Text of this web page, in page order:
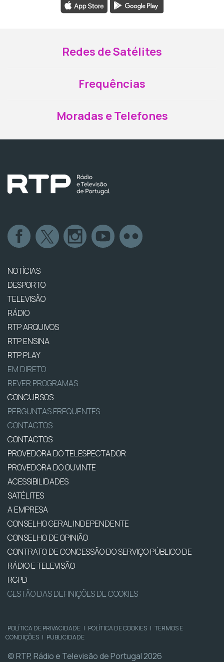
Redes de Satélites
Frequências
Moradas e Telefones
NOTÍCIAS
DESPORTO
TELEVISÃO
RÁDIO
RTP ARQUIVOS
RTP ENSINA
RTP PLAY
EM DIRETO
REVER PROGRAMAS
CONCURSOS
PERGUNTAS FREQUENTES
CONTACTOS
CONTACTOS
PROVEDORA DO TELESPECTADOR
PROVEDORA DO OUVINTE
ACESSIBILIDADES
SATÉLITES
A EMPRESA
CONSELHO GERAL INDEPENDENTE
CONSELHO DE OPINIÃO
CONTRATO DE CONCESSÃO DO SERVIÇO PÚBLICO DE
RÁDIO E TELEVISÃO
RGPD
GESTÃO DAS DEFINIÇÕES DE COOKIES
POLÍTICA DE PRIVACIDADE | POLÍTICA DE COOKIES | TERMOS E
CONDIÇÕES | PUBLICIDADE
© RTP, Rádio e Televisão de Portugal 2026